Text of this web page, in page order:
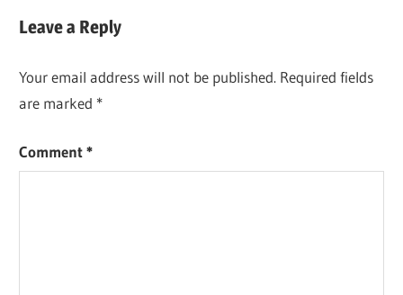
navigation
Leave a Reply
Your email address will not be published. Required fields
are marked *
Comment*